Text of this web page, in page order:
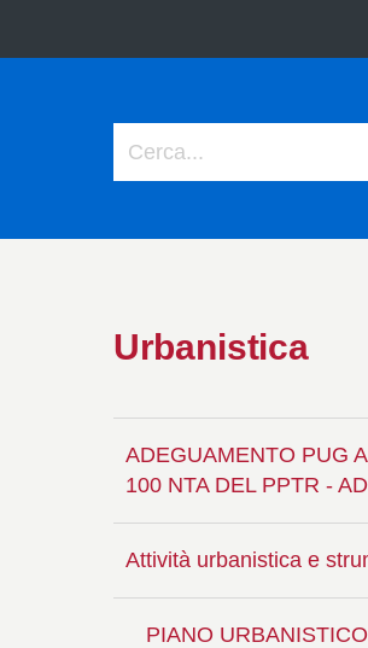
Urbanistica
ADEGUAMENTO PUG
100 NTA DEL PPTR -
Attività urbanistica e
PIANO